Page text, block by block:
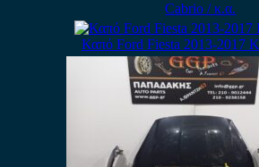
Cabrio / κ.α.
Καπό Ford Fiesta 2013-2017